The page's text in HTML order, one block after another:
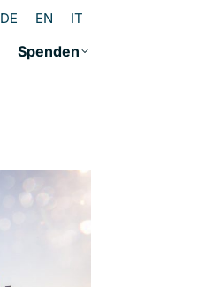
DE EN IT
Spenden